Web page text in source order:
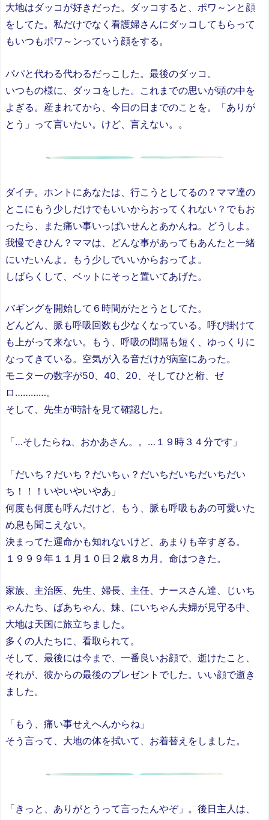
大地はダッコが好きだった。ダッコすると、ポワ～ンと顔
をしてた。私だけでなく看護婦さんにダッコしてもらって
もいつもポワ～ンっていう顔をする。
パパと代わる代わるだっこした。最後のダッコ。
いつもの様に、ダッコをした。これまでの思いが頭の中を
よぎる。産まれてから、今日の日までのことを。「ありが
とう」って言いたい。けど、言えない。。
ダイチ。ホントにあなたは、行こうとしてるの？ママ達の
とこにもう少しだけでもいいからおってくれない？でもお
ったら、また痛い事いっぱいせんとあかんね。どうしよ。
我慢できひん？ママは、どんな事があってもあんたと一緒
にいたいんよ。もう少しでいいからおってよ。
しばらくして、ベットにそっと置いてあげた。
バギングを開始して６時間がたとうとしてた。
どんどん、脈も呼吸回数も少なくなっている。呼び掛けて
も上がって来ない。もう、呼吸の間隔も短く、ゆっくりに
なってきている。空気が入る音だけが病室にあった。
モニターの数字が50、40、20、そしてひと桁、ゼ
ロ…………。
そして、先生が時計を見て確認した。
「…そしたらね、おかあさん。。…１９時３４分です」
「だいち？だいち？だいちぃ？だいちだいちだいちだい
ち！！！いやいやいやあ」
何度も何度も呼んだけど、もう、脈も呼吸もあの可愛いた
め息も聞こえない。
決まってた運命かも知れないけど、あまりも辛すぎる。
１９９９年１１月１０日２歳８カ月。命はつきた。
家族、主治医、先生、婦長、主任、ナースさん達、じいち
ゃんたち、ばあちゃん、妹、にいちゃん夫婦が見守る中、
大地は天国に旅立ちました。
多くの人たちに、看取られて。
そして、最後には今まで、一番良いお顔で、逝けたこと、
それが、彼からの最後のプレゼントでした。いい顔で逝き
ました。
「もう、痛い事せえへんからね」
そう言って、大地の体を拭いて、お着替えをしました。
「きっと、ありがとうって言ったんやぞ」。後日主人は、